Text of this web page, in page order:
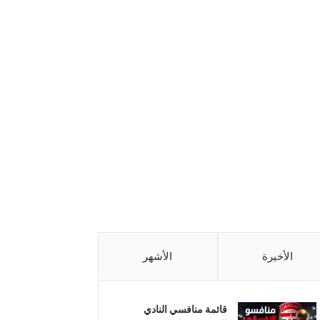
الأخيرة الأشهر
قائمة منافسي النادي